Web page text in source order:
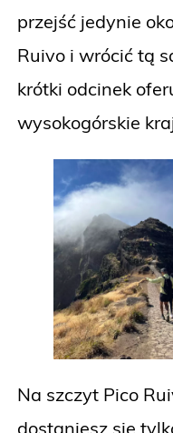
przejść jedynie
Ruivo i wrócić tą
krótki odcinek
wysokogórskie
Na szczyt Pico
dostaniesz się